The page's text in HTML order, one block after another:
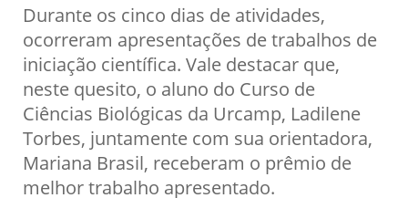
Durante os cinco dias de atividades,
ocorreram apresentações de trabalhos de
iniciação científica. Vale destacar que,
neste quesito, o aluno do Curso de
Ciências Biológicas da Urcamp, Ladilene
Torbes, juntamente com sua orientadora,
Mariana Brasil, receberam o prêmio de
melhor trabalho apresentado.